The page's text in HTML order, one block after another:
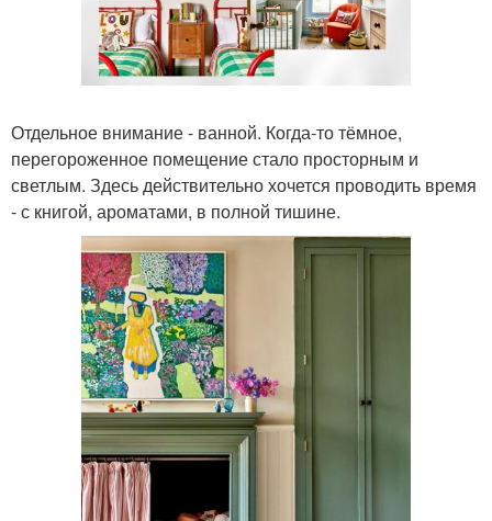
Отдельное внимание - ванной. Когда-то тёмное,
перегороженное помещение стало просторным и
светлым. Здесь действительно хочется проводить время
- с книгой, ароматами, в полной тишине.